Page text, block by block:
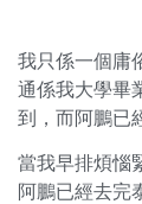
我只係一個庸
通係我大學畢
到，而阿鵬已
當我早排煩惱
阿鵬已經去完